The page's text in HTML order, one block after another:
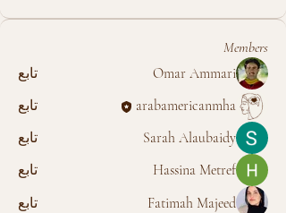
Members
Omar Ammari
تابع
arabamericanmha
تابع
Sarah Alaubaidy
تابع
Hassina Metref
تابع
Fatimah Majeed
تابع